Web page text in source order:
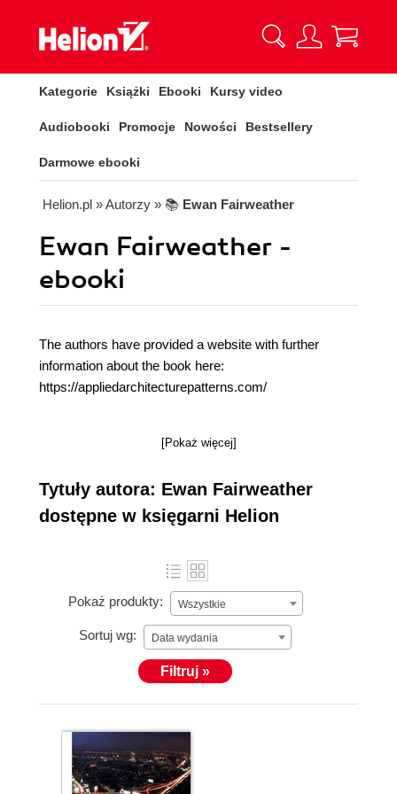
Kategorie Książki Ebooki Kursy video
Audiobooki Promocje Nowości Bestsellery
Darmowe ebooki
Helion.pl » Autorzy » 📚 Ewan Fairweather
Ewan Fairweather -
ebooki
The authors have provided a website with further
information about the book here:
https://appliedarchitecturepatterns.com/
[Pokaż więcej]
Tytuły autora: Ewan Fairweather
dostępne w księgarni Helion
Pokaż produkty: Wszystkie
Sortuj wg: Data wydania
Filtruj »